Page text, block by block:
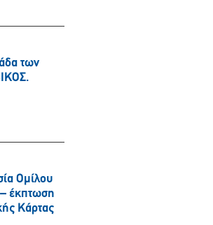
των
Ομίλου
έκπτωση
Κάρτας